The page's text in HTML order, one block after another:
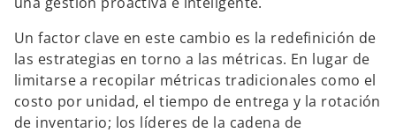
Un factor clave en este cambio es la redefinición de
las estrategias en torno a las métricas. En lugar de
limitarse a recopilar métricas tradicionales como el
costo por unidad, el tiempo de entrega y la rotación
de inventario; los líderes de la cadena de